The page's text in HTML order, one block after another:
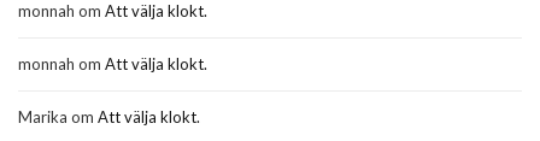
monnah om Att välja klokt.
monnah om Att välja klokt.
Marika om Att välja klokt.